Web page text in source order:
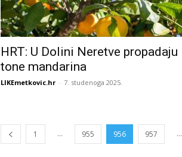
HRT: U Dolini Neretve propadaju
tone mandarina
LIKEmetkovic.hr - 7. studenoga 2025.
1 ... 955 956 957 ...